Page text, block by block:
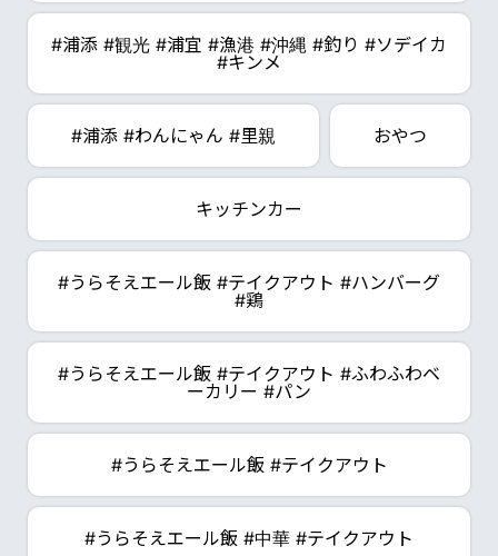
#浦添 #観光 #浦宜 #漁港 #沖縄 #釣り #ソデイカ
#キンメ
#浦添 #わんにゃん #里親 おやつ
キッチンカー
#うらそえエール飯 #テイクアウト #ハンバーグ
#鶏
#うらそえエール飯 #テイクアウト #ふわふわベ
ーカリー #パン
#うらそえエール飯 #テイクアウト
#うらそえエール飯 #中華 #テイクアウト